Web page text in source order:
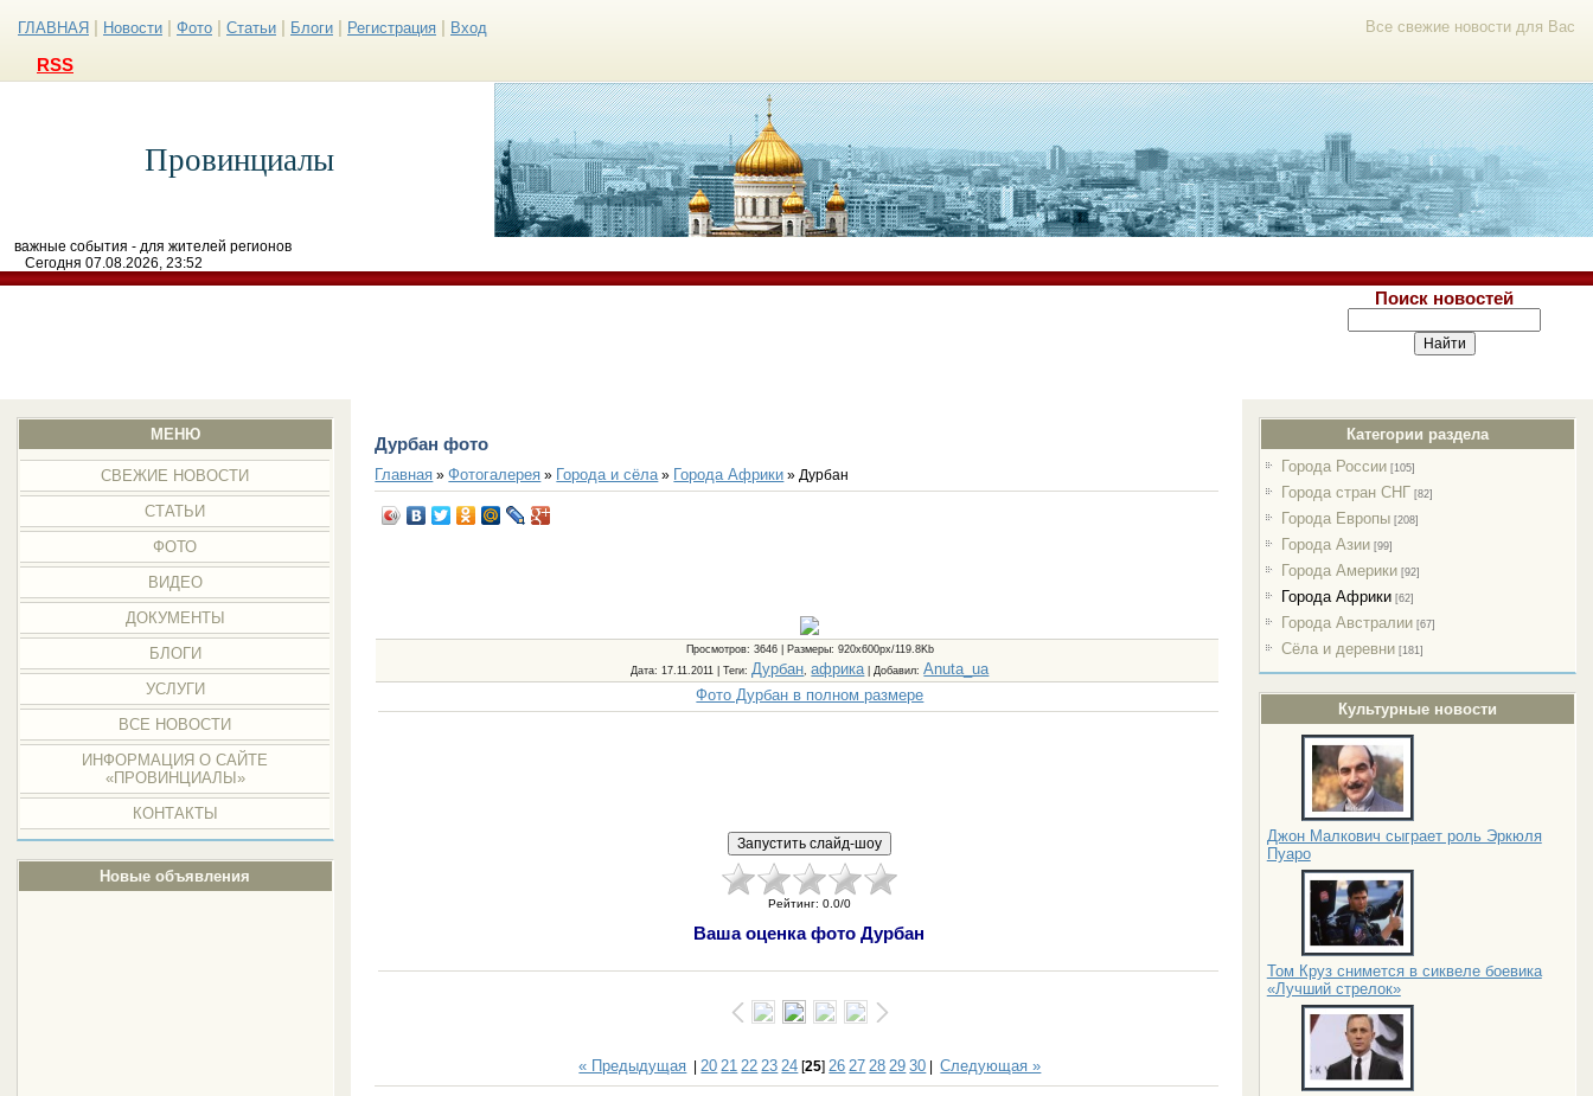
Все свежие новости для Вас
ГЛАВНАЯ Новости Фото Статьи Блоги Регистрация Вход
RSS
Провинциалы
важные события - для жителей регионов
Сегодня 07.08.2026, 23:52
Поиск новостей
МЕНЮ
СВЕЖИЕ НОВОСТИ
СТАТЬИ
ФОТО
ВИДЕО
ДОКУМЕНТЫ
БЛОГИ
УСЛУГИ
ВСЕ НОВОСТИ
ИНФОРМАЦИЯ О САЙТЕ
«ПРОВИНЦИАЛЫ»
КОНТАКТЫ
Новые объявления
Категории раздела
Города России [105]
Города стран СНГ [82]
Города Европы [208]
Города Азии [99]
Города Америки [92]
Города Африки [62]
Города Австралии [67]
Сёла и деревни [181]
Культурные новости
Джон Малкович сыграет роль Эркюля
Пуаро
Том Круз снимется в сиквеле боевика
«Лучший стрелок»
Дурбан фото
Главная »Фотогалерея » Города и сёла » Города Африки » Дурбан
Просмотров: 3646 | Размеры: 920x600px/119.8Kb
Дата: 17.11.2011 |Теги: Дурбан ,африка Добавил:Anuta_ua
Фото Дурбан в полном размере
Рейтинг: 0.0/0
Ваша оценка фото Дурбан
« Предыдущая | 20 21 22 23 24 [25] 26 27 28 29 30 |Следующая »